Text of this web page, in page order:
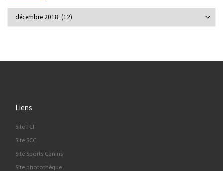
Liens
Site FCI
Site SCC
Site Sports Canins
Site photothèque